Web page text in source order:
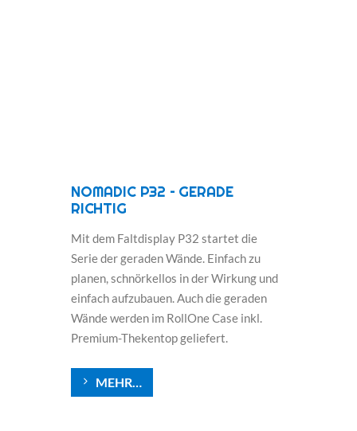
NOMADIC P32 – GERADE
RICHTIG
Mit dem Faltdisplay P32 startet die
Serie der geraden Wände. Einfach zu
planen, schnörkellos in der Wirkung und
einfach aufzubauen. Auch die geraden
Wände werden im RollOne Case inkl.
Premium-Thekentop geliefert.
MEHR…